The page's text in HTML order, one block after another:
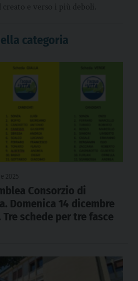
e verso i più deboli.
categoria
Consorzio di
Domenica 14 dicembre
schede per tre fasce